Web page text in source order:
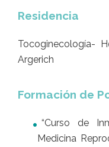
Residencia
Tocoginecología-
Argerich
Formación de
“Curso de
Medicina